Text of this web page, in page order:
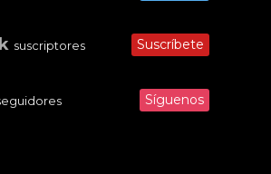
suscriptores Suscríbete
Síguenos